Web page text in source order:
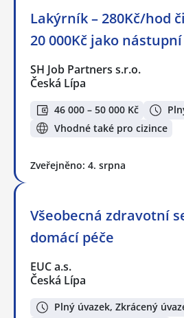
Lakýrník – 280Kč/hod
20 000Kč jako
SH Job Partners s.r.o.
Česká Lípa
46 000 – 50 000 Kč
Vhodné také pro cizince
Zveřejněno: 4. srpna
Všeobecná zdravotní
domácí péče
EUC a.s.
Česká Lípa
Plný úvazek, Zkrácený